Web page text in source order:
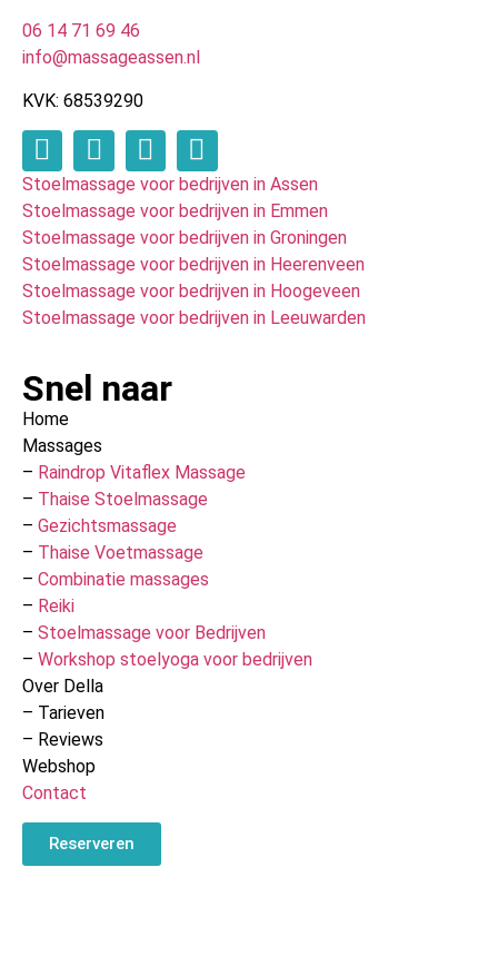
06 14 71 69 46
info@massageassen.nl
KVK: 68539290
Stoelmassage voor bedrijven in Assen
Stoelmassage voor bedrijven in Emmen
Stoelmassage voor bedrijven in Groningen
Stoelmassage voor bedrijven in Heerenveen
Stoelmassage voor bedrijven in Hoogeveen
Stoelmassage voor bedrijven in Leeuwarden
Snel naar
Home
Massages
– Raindrop Vitaflex Massage
– Thaise Stoelmassage
– Gezichtsmassage
– Thaise Voetmassage
– Combinatie massages
– Reiki
– Stoelmassage voor Bedrijven
– Workshop stoelyoga voor bedrijven
Over Della
– Tarieven
– Reviews
Webshop
Contact
Reserveren